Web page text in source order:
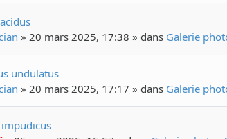
» 20 mars 2025, 17:38 » dans Galerie
undulatus
» 20 mars 2025, 17:17 » dans Galerie